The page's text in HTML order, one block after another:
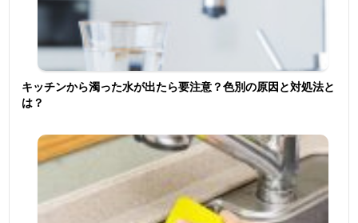
キッチンから濁った水が出たら要注意？色別の原因と対処法と
は？